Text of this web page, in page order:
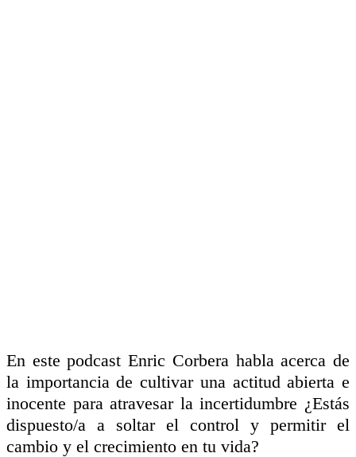
En este podcast Enric Corbera habla acerca de
la importancia de cultivar una actitud abierta e
inocente para atravesar la incertidumbre ¿Estás
dispuesto/a a soltar el control y permitir el
cambio y el crecimiento en tu vida?